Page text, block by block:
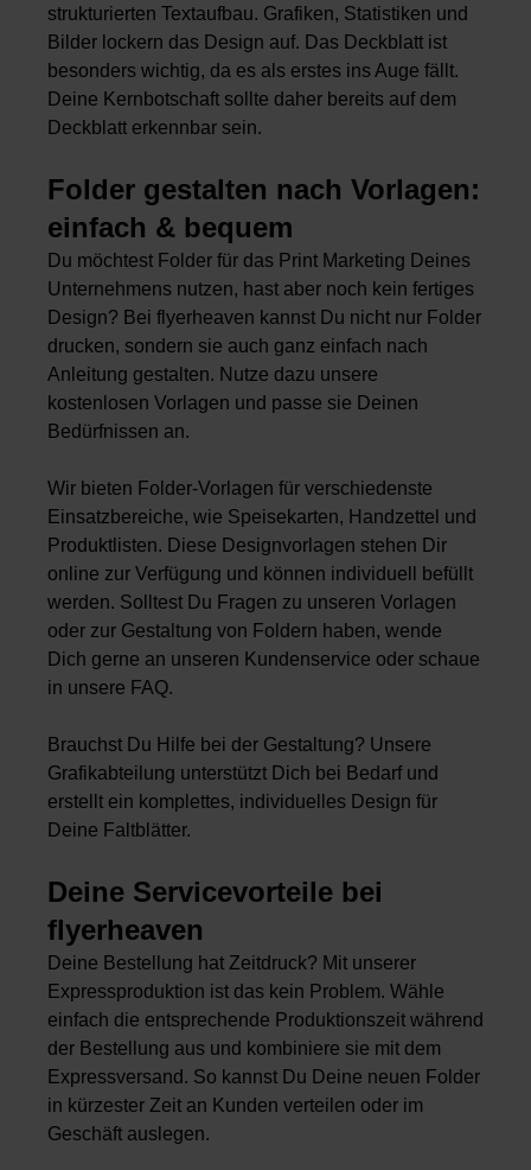
strukturierten Textaufbau. Grafiken, Statistiken und
Bilder lockern das Design auf. Das Deckblatt ist
besonders wichtig, da es als erstes ins Auge fällt.
Deine Kernbotschaft sollte daher bereits auf dem
Deckblatt erkennbar sein.
Folder gestalten nach Vorlagen:
einfach & bequem
Du möchtest Folder für das Print Marketing Deines
Unternehmens nutzen, hast aber noch kein fertiges
Design? Bei flyerheaven kannst Du nicht nur Folder
drucken, sondern sie auch ganz einfach nach
Anleitung gestalten. Nutze dazu unsere
kostenlosen Vorlagen und passe sie Deinen
Bedürfnissen an.
Wir bieten Folder-Vorlagen für verschiedenste
Einsatzbereiche, wie Speisekarten, Handzettel und
Produktlisten. Diese Designvorlagen stehen Dir
online zur Verfügung und können individuell befüllt
werden. Solltest Du Fragen zu unseren Vorlagen
oder zur Gestaltung von Foldern haben, wende
Dich gerne an unseren Kundenservice oder schaue
in unsere FAQ.
Brauchst Du Hilfe bei der Gestaltung? Unsere
Grafikabteilung unterstützt Dich bei Bedarf und
erstellt ein komplettes, individuelles Design für
Deine Faltblätter.
Deine Servicevorteile bei
flyerheaven
Deine Bestellung hat Zeitdruck? Mit unserer
Expressproduktion ist das kein Problem. Wähle
einfach die entsprechende Produktionszeit während
der Bestellung aus und kombiniere sie mit dem
Expressversand. So kannst Du Deine neuen Folder
in kürzester Zeit an Kunden verteilen oder im
Geschäft auslegen.